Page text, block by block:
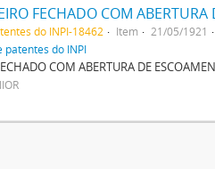
do INPI-18462 Item
21/05/1921
patentes do INPI
COM ABERTURA DE